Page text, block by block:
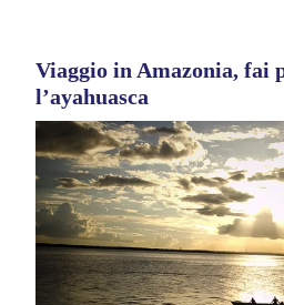
Viaggio in Amazonia, fai
l’ayahuasca